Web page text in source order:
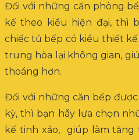
Đối với những căn phòng
kế theo kiểu hiện đại, thì
chiếc tủ bếp có kiểu thiết
trung hòa lại không gian,
thoáng hơn.
Đối với những căn bếp
kỳ, thì bạn hãy lựa chọn
kế tinh xảo, giúp làm tăng